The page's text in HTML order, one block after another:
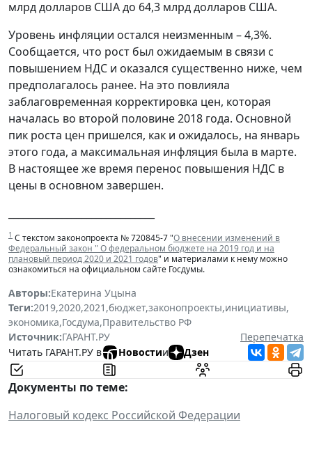
млрд долларов США до 64,3 млрд долларов США.
Уровень инфляции остался неизменным – 4,3%.
Сообщается, что рост был ожидаемым в связи с
повышением НДС и оказался существенно ниже, чем
предполагалось ранее. На это повлияла
заблаговременная корректировка цен, которая
началась во второй половине 2018 года. Основной
пик роста цен пришелся, как и ожидалось, на январь
этого года, а максимальная инфляция была в марте.
В настоящее же время перенос повышения НДС в
цены в основном завершен.
1 С текстом законопроекта № 720845-7 "О внесении изменений в
Федеральный закон " О федеральном бюджете на 2019 год и на
плановый период 2020 и 2021 годов" и материалами к нему можно
ознакомиться на официальном сайте Госдумы.
Авторы:Екатерина Уцына
Теги:2019,2020,2021 ,бюджет,законопроекты,инициативы,
экономика,Госдума,Правительство РФ
Источник:ГАРАНТ.РУ
Перепечатка
Читать ГАРАНТ.РУ в
Новостии Дзен
Документы по теме:
Налоговый кодекс Российской Федерации